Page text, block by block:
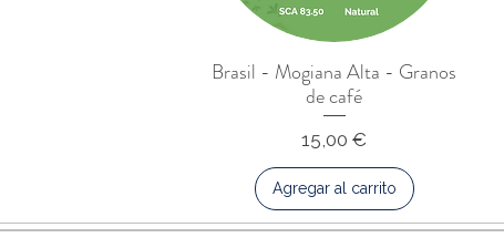
Brasil - Mogiana Alta - Granos
de café
Precio
15,00 €
Agregar al carrito